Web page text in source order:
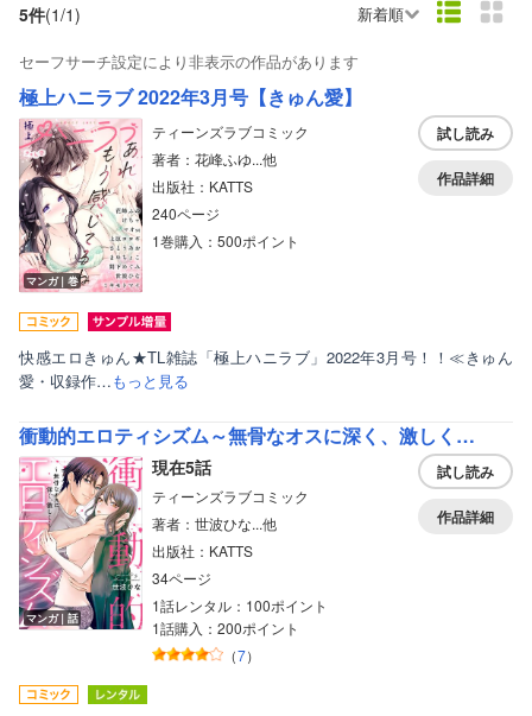
5件(1/1) 新着順
セーフサーチ設定により非表示の作品があります
極上ハニラブ 2022年3月号【きゅん愛】
マンガ｜巻
ティーンズラブコミック
著者：花峰ふゆ...他
出版社：KATTS
240ページ
1巻購入：500ポイント
試し読み
作品詳細
快感エロきゅん★TL雑誌「極上ハニラブ」2022年3月号！！≪きゅん
愛・収録作…もっと見る
衝動的エロティシズム～無骨なオスに深く、激しく…
マンガ｜話
現在5話
ティーンズラブコミック
著者：世波ひな...他
出版社：KATTS
34ページ
1話レンタル：100ポイント
1話購入：200ポイント
（7）
試し読み
作品詳細